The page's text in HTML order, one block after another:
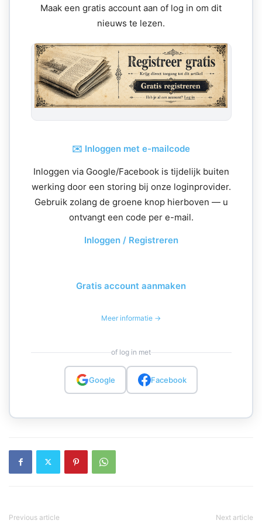
Maak een gratis account aan of log in om dit
nieuws te lezen.
✉️ Inloggen met e-mailcode
Inloggen via Google/Facebook is tijdelijk buiten
werking door een storing bij onze loginprovider.
Gebruik zolang de groene knop hierboven — u
ontvangt een code per e-mail.
Inloggen / Registreren
Gratis account aanmaken
Meer informatie →
of log in met
Google Facebook
Previous article Next article